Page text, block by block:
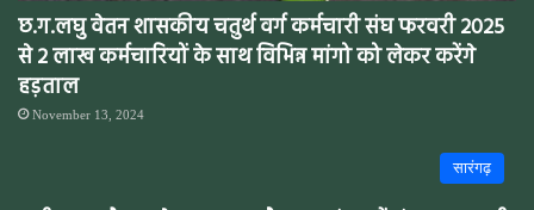
छ.ग.लघु वेतन शासकीय चतुर्थ वर्ग कर्मचारी संघ फरवरी 2025
से 2 लाख कर्मचारियों के साथ विभिन्न मांगो को लेकर करेंगे
हड़ताल
November 13, 2024
सारंगढ़